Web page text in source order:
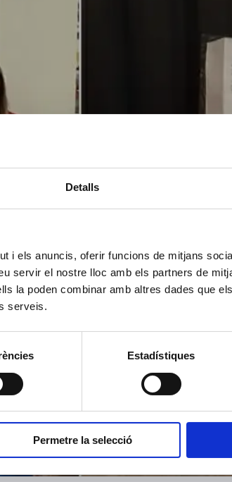
Detalls
i els anuncis, oferir funcions de mitjans
servir el nostre lloc amb els partners de
la poden combinar amb altres dades que
serveis.
Estadístiques
Permetre la selecció